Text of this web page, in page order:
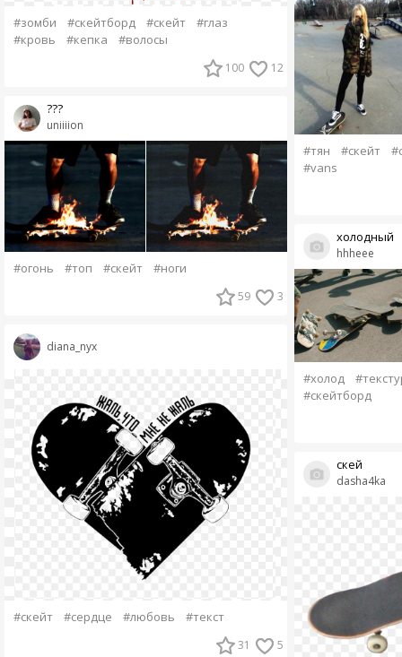
#зомби #скейтборд #скейт
#глаз
#кровь
#кепка #волосы
100 12
uniiiion
???
#огонь #топ #скейт #ноги
59 3
diana_nyx
#скейт #сердце #любовь #текст
31 5
#тян #скейт
#vans
hhheee
холодный
#холод
#скейтборд
dasha4ka
скей